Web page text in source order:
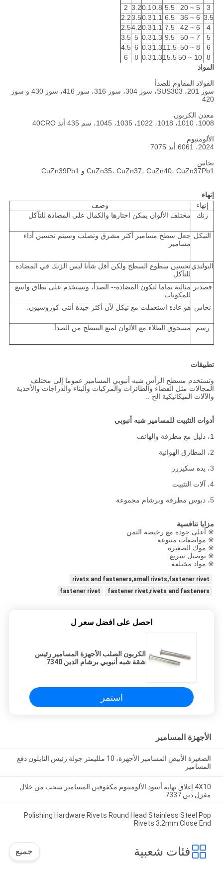
3
5 ~ 20
5.5
0.8
0.1
3.2
2
3.5
6 ~ 36
6.5
1.1
0.3
3.5
2.2
4
6 ~ 42
7.5
1.1
0.3
4.2
2.5
5
7 ~ 50
9.5
1.3
0.3
5
3.5
6
8 ~ 50
11.5
1.3
0.3
6
4.5
8
10 ~ 50
15.5
1.3
0.3
8
6
المواد
الفولاذ المقاوم للصدأ
سوز 201، SUS303، سوز 304، سوز 316، سوز 416، سوز 430 و سوز
420
معدن الكربون
1008، 1010، 1018، 1022، 1035، 1045، سم 435 أند 40CRO
الألومنيوم
2024، 6061 أند 7075
نحاس
CuZn35، CuZn37، CuZn40، CuZn37Pb1 و CuZn39Pb1
إنهاء
إنهاء
وصف
زنك
مختلف الألوان يمكن اختارها والكمال على المضادة للتآكل
النيكل جعل سطح مسامير أكثر مشرق وتصلب وسيتم تحسين أداء
مسامير
البولنديتحسين سطوع السطح ولكن أقل شأنا ليس الزنك في المضادة
للتآكل
قصدير
مثالية تماما لتكون المضادة-- الصدأ، وتستخدم على نطاق واسع
للمكونات
نحاس هو عادة استعملت مع نيكل لأن أكثر جيدة أنتي-كوروسيون.
رسم مسحوق الطلاء مع الألوان لمنع السطح من الصدأ.
تطبيقات
وتستخدم مسطح الرأس شبه أنبوبي المسامير عموما إلى مختلف
المجالات مثل الفضاء والطائرات والمركبات والبناء والدراجات والأحذية
والآلات الميكانيكية الخ ..
أدوات التثبيت للمسامير شبه أنبوبي
1، دليل مع مطرقة والهاتف
2، المطارق الهوائية
3، يده سكيزرز
4، آلات التثبيت
5، دبوس مطرقة وبرشام مجموعة
مزايا تنافسية
※ أعلى جودة مع رخيصة الثمن
※ مواصفات متنوعة
※ موك الصغيرة
※ توصيل سريع
※ مواد مختلفة
rivets and fasteners,small rivets,fastener rivet
fastener rivet,rivets and fasteners
fastener rivet
احصل على افضل سعر ل
الكربون الصلب الأجهزة المسامير رئيس
شقة شبه أنبوبي برشام الدين 7340
استمر
الأجهزة المسامير
الصغيرة الأبيض المسامير الأجهزة، 10 ملليمتر جولة رئيس النايلون دفع
المسامير
4X10 إغلاق نهاية أسود الألومنيوم مكفوفين المسامير سحب من خلال
مغزل دين 7337
Polishing Hardware Rivets Round Head Stainless Steel Pop
Rivets 3.2mm Close End
فئات شعبية جميع